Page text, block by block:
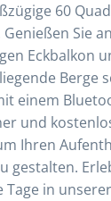
60
Sie
Eckbalkon
Berge
einem
und
Ihren
gestalten.
Tage in